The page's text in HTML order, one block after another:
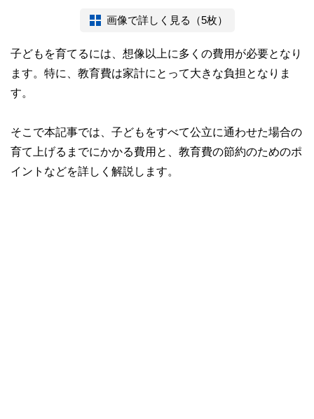
画像で詳しく見る（5枚）
子どもを育てるには、想像以上に多くの費用が必要となり
ます。特に、教育費は家計にとって大きな負担となりま
す。
そこで本記事では、子どもをすべて公立に通わせた場合の
育て上げるまでにかかる費用と、教育費の節約のためのポ
イントなどを詳しく解説します。